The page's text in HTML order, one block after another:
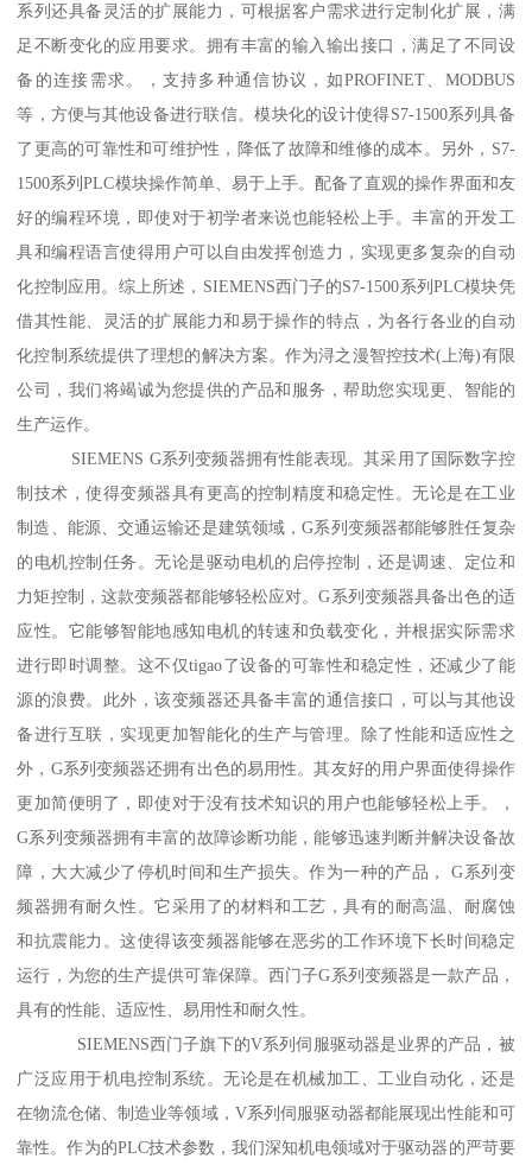
系列还具备灵活的扩展能力，可根据客户需求进行定制化扩展，满
足不断变化的应用要求。拥有丰富的输入输出接口，满足了不同设
备的连接需求。，支持多种通信协议，如PROFINET、MODBUS
等，方便与其他设备进行联信。模块化的设计使得S7-1500系列具备
了更高的可靠性和可维护性，降低了故障和维修的成本。另外，S7-
1500系列PLC模块操作简单、易于上手。配备了直观的操作界面和友
好的编程环境，即使对于初学者来说也能轻松上手。丰富的开发工
具和编程语言使得用户可以自由发挥创造力，实现更多复杂的自动
化控制应用。综上所述，SIEMENS西门子的S7-1500系列PLC模块凭
借其性能、灵活的扩展能力和易于操作的特点，为各行各业的自动
化控制系统提供了理想的解决方案。作为浔之漫智控技术(上海)有限
公司，我们将竭诚为您提供的产品和服务，帮助您实现更、智能的
生产运作。
SIEMENS G系列变频器拥有性能表现。其采用了国际数字控
制技术，使得变频器具有更高的控制精度和稳定性。无论是在工业
制造、能源、交通运输还是建筑领域，G系列变频器都能够胜任复杂
的电机控制任务。无论是驱动电机的启停控制，还是调速、定位和
力矩控制，这款变频器都能够轻松应对。G系列变频器具备出色的适
应性。它能够智能地感知电机的转速和负载变化，并根据实际需求
进行即时调整。这不仅tigao了设备的可靠性和稳定性，还减少了能
源的浪费。此外，该变频器还具备丰富的通信接口，可以与其他设
备进行互联，实现更加智能化的生产与管理。除了性能和适应性之
外，G系列变频器还拥有出色的易用性。其友好的用户界面使得操作
更加简便明了，即使对于没有技术知识的用户也能够轻松上手。，
G系列变频器拥有丰富的故障诊断功能，能够迅速判断并解决设备故
障，大大减少了停机时间和生产损失。作为一种的产品， G系列变
频器拥有耐久性。它采用了的材料和工艺，具有的耐高温、耐腐蚀
和抗震能力。这使得该变频器能够在恶劣的工作环境下长时间稳定
运行，为您的生产提供可靠保障。西门子G系列变频器是一款产品，
具有的性能、适应性、易用性和耐久性。
SIEMENS西门子旗下的V系列伺服驱动器是业界的产品，被
广泛应用于机电控制系统。无论是在机械加工、工业自动化，还是
在物流仓储、制造业等领域，V系列伺服驱动器都能展现出性能和可
靠性。作为的PLC技术参数，我们深知机电领域对于驱动器的严苛要